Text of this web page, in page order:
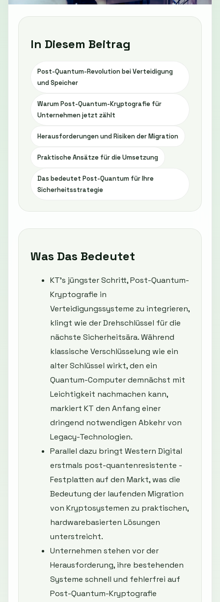
In Diesem Beitrag
Post-Quantum-Revolution bei Verteidigung
und Speicher
Warum Post-Quantum-Kryptografie für
Unternehmen jetzt zählt
Herausforderungen und Risiken der Migration
Praktische Ansätze für die Umsetzung
Das bedeutet Post-Quantum für Ihre
Sicherheitsstrategie
Was Das Bedeutet
KT's jüngster Schritt, Post-Quantum-
Kryptografie in
Verteidigungssysteme zu integrieren,
klingt wie der Drehschlüssel für die
nächste Sicherheitsära. Während
klassische Verschlüsselung wie ein
alter Schlüssel wirkt, den ein
Quantum-Computer demnächst mit
Leichtigkeit nachmachen kann,
markiert KT den Anfang einer
dringend notwendigen Abkehr von
Legacy-Technologien.
Parallel dazu bringt Western Digital
erstmals post-quantenresistente -
Festplatten auf den Markt, was die
Bedeutung der laufenden Migration
von Kryptosystemen zu praktischen,
hardwarebasierten Lösungen
unterstreicht.
Unternehmen stehen vor der
Herausforderung, ihre bestehenden
Systeme schnell und fehlerfrei auf
Post-Quantum-Kryptografie